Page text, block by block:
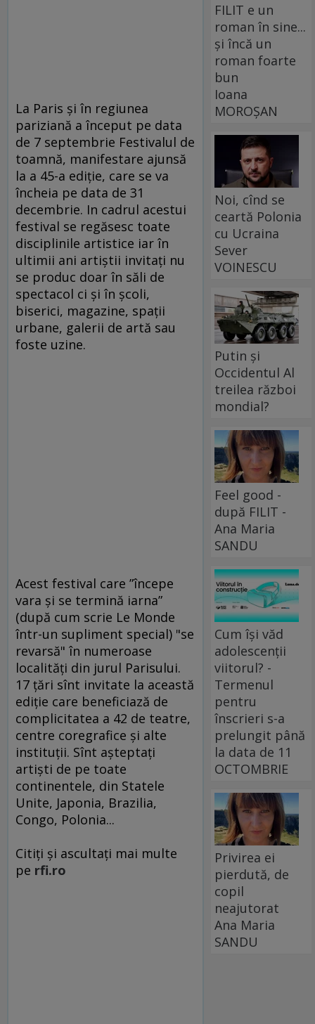
La Paris şi în regiunea
pariziană a început pe data
de 7 septembrie Festivalul de
toamnă, manifestare ajunsă
la a 45-a ediţie, care se va
încheia pe data de 31
decembrie. In cadrul acestui
festival se regăsesc toate
disciplinile artistice iar în
ultimii ani artiştii invitaţi nu
se produc doar în săli de
spectacol ci şi în şcoli,
biserici, magazine, spaţii
urbane, galerii de artă sau
foste uzine.
Acest festival care ”începe
vara şi se termină iarna”
(după cum scrie Le Monde
într-un supliment special) "se
revarsă" în numeroase
localităţi din jurul Parisului.
17 ţări sînt invitate la această
ediţie care beneficiază de
complicitatea a 42 de teatre,
centre coregrafice şi alte
instituţii. Sînt aşteptaţi
artişti de pe toate
continentele, din Statele
Unite, Japonia, Brazilia,
Congo, Polonia...
Citiți și ascultați mai multe
pe rfi.ro
FILIT e un
roman în sine...
și încă un
roman foarte
bun
Ioana
MOROȘAN
Noi, cînd se
ceartă Polonia
cu Ucraina
Sever
VOINESCU
Putin și
Occidentul Al
treilea război
mondial?
Feel good -
după FILIT -
Ana Maria
SANDU
Cum își văd
adolescenții
viitorul? -
Termenul
pentru
înscrieri s-a
prelungit până
la data de 11
OCTOMBRIE
Privirea ei
pierdută, de
copil
neajutorat
Ana Maria
SANDU